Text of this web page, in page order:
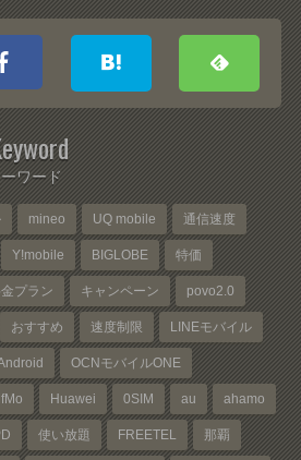
ワード
mineo UQ mobile 通信速度
Y!mobile BIGLOBE 特価
プラン キャンペーン povo2.0
おすすめ 速度制限 LINEモバイル
OCNモバイルONE
Huawei 0SIM au ahamo
使い放題 FREETEL 那覇